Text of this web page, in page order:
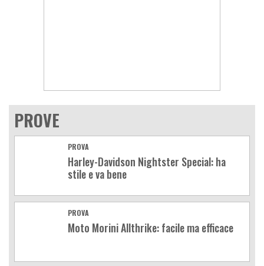
PROVE
PROVA
Harley-Davidson Nightster Special: ha
stile e va bene
PROVA
Moto Morini Allthrike: facile ma efficace